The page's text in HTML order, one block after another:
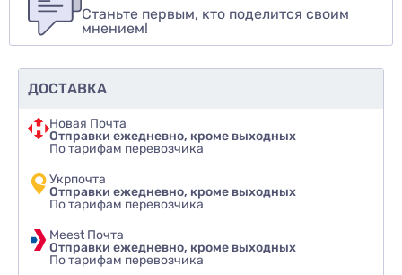
Оценить товар
Станьте первым, кто поделится своим
мнением!
ДОСТАВКА
Новая Почта
Отправки ежедневно, кроме выходных
По тарифам перевозчика
Укрпочта
Отправки ежедневно, кроме выходных
По тарифам перевозчика
Meest Почта
Отправки ежедневно, кроме выходных
По тарифам перевозчика